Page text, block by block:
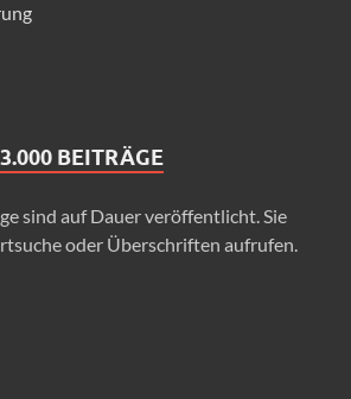
BEITRÄGE
sind auf Dauer veröffentlicht. Sie
oder Überschriften aufrufen.